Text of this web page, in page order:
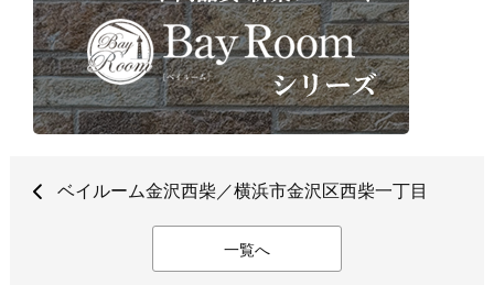
ベイルーム金沢西柴／横浜市金沢区西柴一丁目
一覧へ